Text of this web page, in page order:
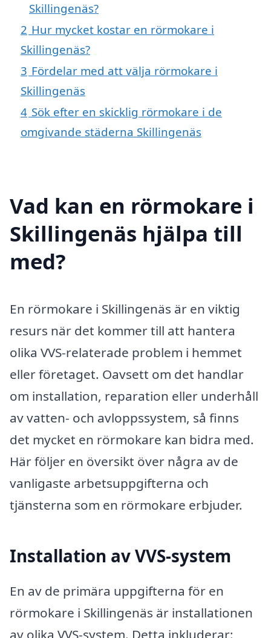
Skillingenäs?
2 Hur mycket kostar en rörmokare i
Skillingenäs?
3 Fördelar med att välja rörmokare i
Skillingenäs
4 Sök efter en skicklig rörmokare i de
omgivande städerna Skillingenäs
Vad kan en rörmokare i
Skillingenäs hjälpa till
med?
En rörmokare i Skillingenäs är en viktig
resurs när det kommer till att hantera
olika VVS-relaterade problem i hemmet
eller företaget. Oavsett om det handlar
om installation, reparation eller underhåll
av vatten- och avloppssystem, så finns
det mycket en rörmokare kan bidra med.
Här följer en översikt över några av de
vanligaste arbetsuppgifterna och
tjänsterna som en rörmokare erbjuder.
Installation av VVS-system
En av de primära uppgifterna för en
rörmokare i Skillingenäs är installationen
av olika VVS-system. Detta inkluderar: